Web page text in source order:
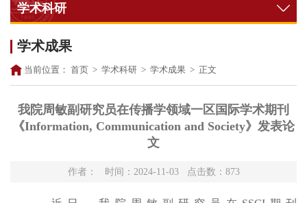
学术科研
学术成果
当前位置： 首页 > 学术科研 > 学术成果 > 正文
我院周敏副研究员在传播学领域一区国际学术期刊
《Information, Communication and Society》发表论
文
作者： 时间：2024-11-03 点击数： 873